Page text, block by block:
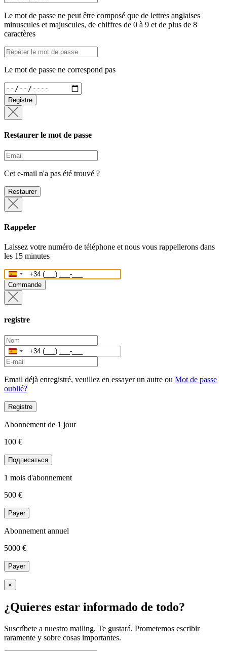
Le mot de passe ne peut être composé que de lettres anglaises
minuscules et majuscules, de chiffres de 0 à 9 et de plus de 8
caractères
Le mot de passe ne correspond pas
Registre
Restaurer le mot de passe
Cet e-mail n'a pas été trouvé ?
Restaurer
Rappeler
Laissez votre numéro de téléphone et nous vous rappellerons dans
les 15 minutes
Espagne
+34
Commande
registre
Espagne
+34
Email déjà enregistré, veuillez en essayer un autre ou Mot de passe
oublié?
Registre
Abonnement de 1 jour
100 €
Подписаться
1 mois d'abonnement
500 €
Payer
Abonnement annuel
5000 €
Payer
×
¿Quieres estar informado de todo?
Suscríbete a nuestro mailing. Te gustará. Prometemos escribir
raramente y sobre cosas importantes.